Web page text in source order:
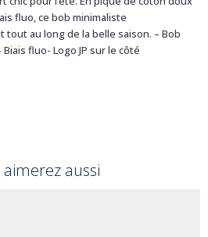
fluo, ce bob minimaliste
au long de la belle saison. – Bob
fluo- Logo JP sur le côté
aimerez aussi